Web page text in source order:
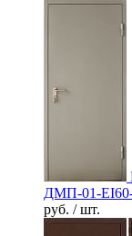
ДМП-01-EI60-
руб. / шт.